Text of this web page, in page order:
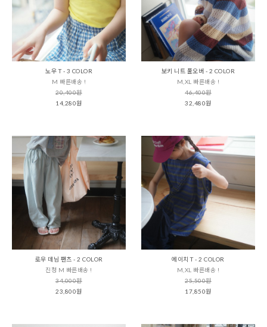
노우 T - 3 COLOR
M 빠른배송 !
20,400원
14,280원
보키 니트 풀오버 - 2 COLOR
M,XL 빠른배송 !
46,400원
32,480원
로우 데님 팬츠 - 2 COLOR
진청 M 빠른배송 !
34,000원
23,800원
에이치 T - 2 COLOR
M,XL 빠른배송 !
25,500원
17,850원